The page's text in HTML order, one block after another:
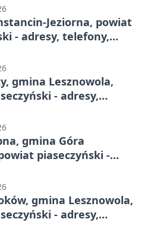
Jeziorna, powiat
- adresy, telefony,
gmina Lesznowola,
- adresy,
gmina Góra
piaseczyński -
gmina Lesznowola,
- adresy,